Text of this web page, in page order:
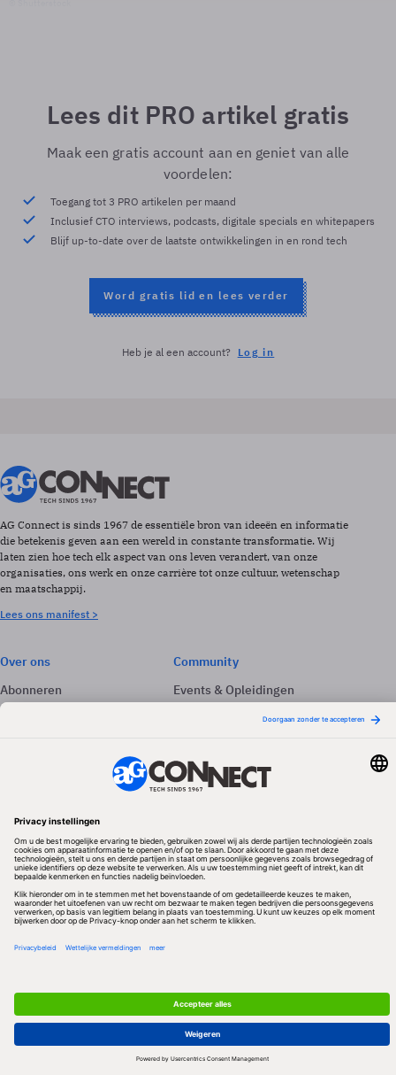
Lees dit PRO artikel gratis
Maak een gratis account aan en geniet van alle
voordelen:
Toegang tot 3 PRO artikelen per maand
Inclusief CTO interviews, podcasts, digitale specials en whitepapers
Blijf up-to-date over de laatste ontwikkelingen in en rond tech
Word gratis lid en lees verder
Heb je al een account? Log in
AG Connect is sinds 1967 de essentiële bron van ideeën en informatie
die betekenis geven aan een wereld in constante transformatie. Wij
laten zien hoe tech elk aspect van ons leven verandert, van onze
organisaties, ons werk en onze carrière tot onze cultuur, wetenschap
en maatschappij.
Lees ons manifest >
Over ons
Abonneren
Adverteren
Community
Events & Opleidingen
Volg ons
Redactionele partner
Algemene Voorwaarden & Copyrights